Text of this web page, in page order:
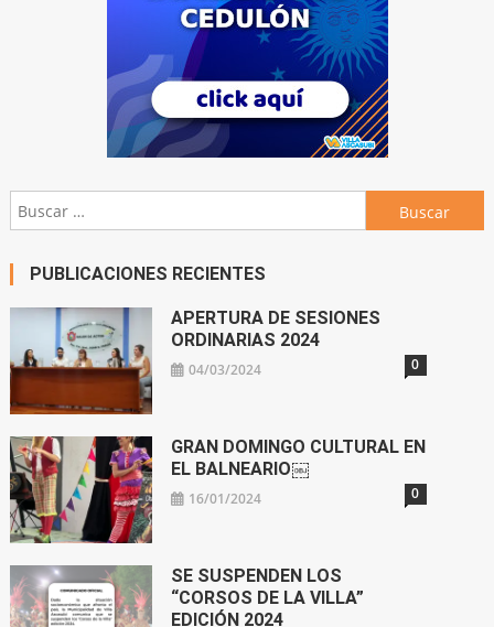
Buscar:
PUBLICACIONES RECIENTES
APERTURA DE SESIONES
ORDINARIAS 2024
04/03/2024 0
GRAN DOMINGO CULTURAL EN
EL BALNEARIO￼
16/01/2024 0
SE SUSPENDEN LOS
“CORSOS DE LA VILLA”
EDICIÓN 2024